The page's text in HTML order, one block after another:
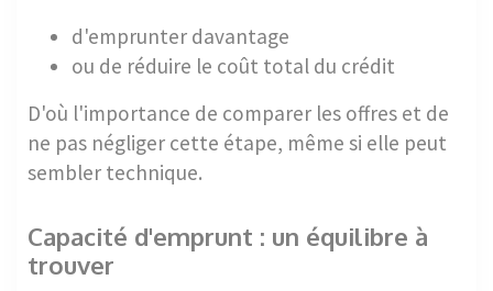
d'emprunter davantage
ou de réduire le coût total du crédit
D'où l'importance de comparer les offres et de
ne pas négliger cette étape, même si elle peut
sembler technique.
Capacité d'emprunt : un équilibre à
trouver